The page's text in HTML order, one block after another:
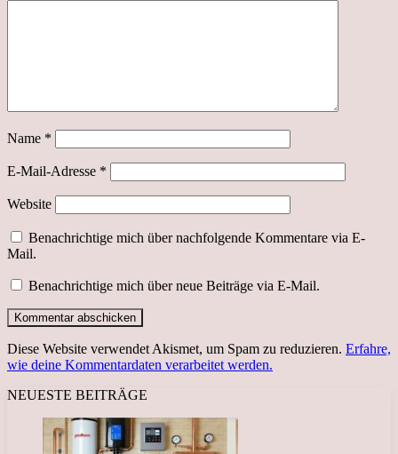
Name *
E-Mail-Adresse *
Website
Benachrichtige mich über nachfolgende Kommentare via E-
Mail.
Benachrichtige mich über neue Beiträge via E-Mail.
Diese Website verwendet Akismet, um Spam zu reduzieren. Erfahre,
wie deine Kommentardaten verarbeitet werden.
NEUESTE BEITRÄGE